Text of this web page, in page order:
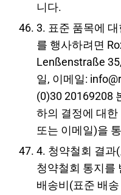
니다.
3. 표준 품목에
를 행사하려면
Lenßenstraße
일, 이메일:
(0)30 20169208
하의 결정에 대
또는 이메일)을
4. 청약철회 결과
청약철회 통지를
배송비(표준 배